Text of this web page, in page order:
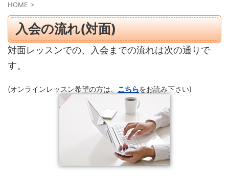
HOME >
入会の流れ(対面)
対面レッスンでの、入会までの流れは次の通りで
す。
(オンラインレッスン希望の方は、 こちらをお読み下さい)